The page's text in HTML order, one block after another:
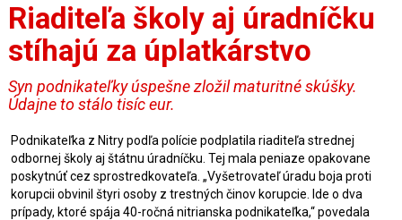
Riaditeľa školy aj úradníčku
stíhajú za úplatkárstvo
Syn podnikateľky úspešne zložil maturitné skúšky.
Údajne to stálo tisíc eur.
Podnikateľka z Nitry podľa polície podplatila riaditeľa strednej
odbornej školy aj štátnu úradníčku. Tej mala peniaze opakovane
poskytnúť cez sprostredkovateľa. „Vyšetrovateľ úradu boja proti
korupcii obvinil štyri osoby z trestných činov korupcie. Ide o dva
prípady, ktoré spája 40-ročná nitrianska podnikateľka,“ povedala